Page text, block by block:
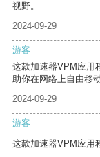
视野。
2024-09-29
游客
这款加速器VPM应用
助你在网络上自由移动
2024-09-29
游客
这款加速器VPM应用